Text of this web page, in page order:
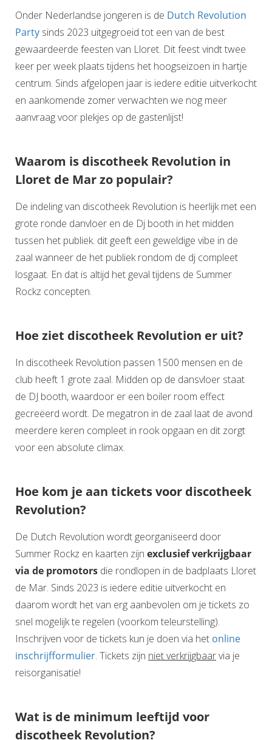
Onder Nederlandse jongeren is de Dutch Revolution
Party sinds 2023 uitgegroeid tot een van de best
gewaardeerde feesten van Lloret. Dit feest vindt twee
keer per week plaats tijdens het hoogseizoen in hartje
centrum. Sinds afgelopen jaar is iedere editie uitverkocht
en aankomende zomer verwachten we nog meer
aanvraag voor plekjes op de gastenlijst!
Waarom is discotheek Revolution in
Lloret de Mar zo populair?
De indeling van discotheek Revolution is heerlijk met een
grote ronde danvloer en de Dj booth in het midden
tussen het publiek. dit geeft een geweldige vibe in de
zaal wanneer de het publiek rondom de dj compleet
losgaat. En dat is altijd het geval tijdens de Summer
Rockz concepten.
Hoe ziet discotheek Revolution er uit?
In discotheek Revolution passen 1500 mensen en de
club heeft 1 grote zaal. Midden op de dansvloer staat
de DJ booth, waardoor er een boiler room effect
gecreëerd wordt. De megatron in de zaal laat de avond
meerdere keren compleet in rook opgaan en dit zorgt
voor een absolute climax.
Hoe kom je aan tickets voor discotheek
Revolution?
De Dutch Revolution wordt georganiseerd door
Summer Rockz en kaarten zijn exclusief verkrijgbaar
via de promotors die rondlopen in de badplaats Lloret
de Mar. Sinds 2023 is iedere editie uitverkocht en
daarom wordt het van erg aanbevolen om je tickets zo
snel mogelijk te regelen (voorkom teleurstelling).
Inschrijven voor de tickets kun je doen via het online
inschrijfformulier. Tickets zijn niet verkrijgbaarvia je
reisorganisatie!
Wat is de minimum leeftijd voor
discotheek Revolution?